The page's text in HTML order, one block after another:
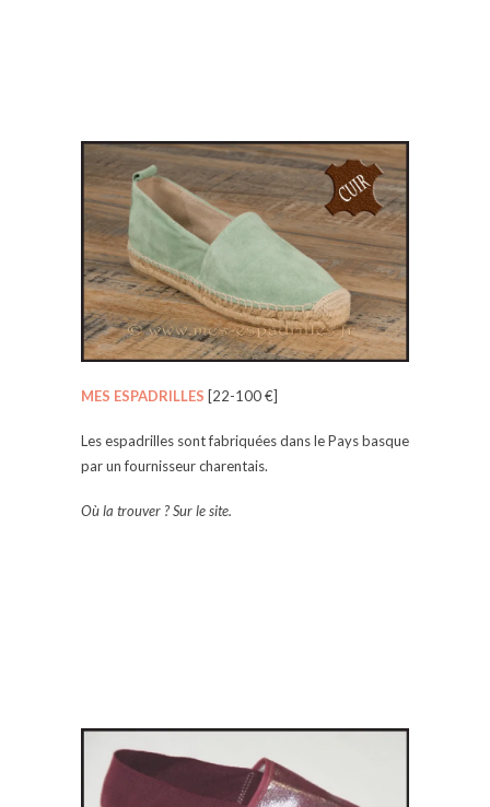
MES ESPADRILLES [22-100 €]
Les espadrilles sont fabriquées dans le Pays basque
par un fournisseur charentais.
Où la trouver ? Sur le site.